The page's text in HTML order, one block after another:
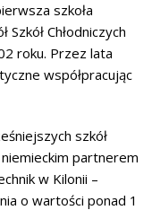
szkoła
Chłodniczych
roku. Przez lata
współpracując
szkół
partnerem
w Kilonii –
o wartości ponad 1